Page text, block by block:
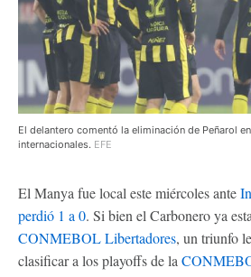
El delantero comentó la eliminación de Peñarol
internacionales. EFE
El Manya fue local este miércoles ante
perdió 1 a 0. Si bien el Carbonero ya
CONMEBOL Libertadores, un triunfo
clasificar a los playoffs de la